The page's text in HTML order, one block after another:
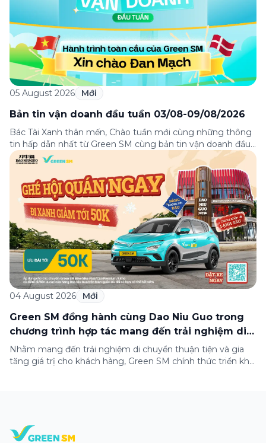
05 August 2026 Mới
Bản tin vận doanh đầu tuần 03/08-09/08/2026
Bác Tài Xanh thân mến, Chào tuần mới cùng những thông
tin hấp dẫn nhất từ Green SM cùng bản tin vận doanh đầu
tuần 03-09/08! Từ câu chuyện đầy cảm hứng “Hành trình
toàn cầu của Green SM” tới những hướng dẫn chi tiết cho
từng tình huống thực tiễn khi vận doanh trong […]
04 August 2026 Mới
Green SM đồng hành cùng Dao Niu Guo trong
chương trình hợp tác mang đến trải nghiệm di
chuyển thuận tiện cho khách hàng
Nhằm mang đến trải nghiệm di chuyển thuận tiện và gia
tăng giá trị cho khách hàng, Green SM chính thức triển khai